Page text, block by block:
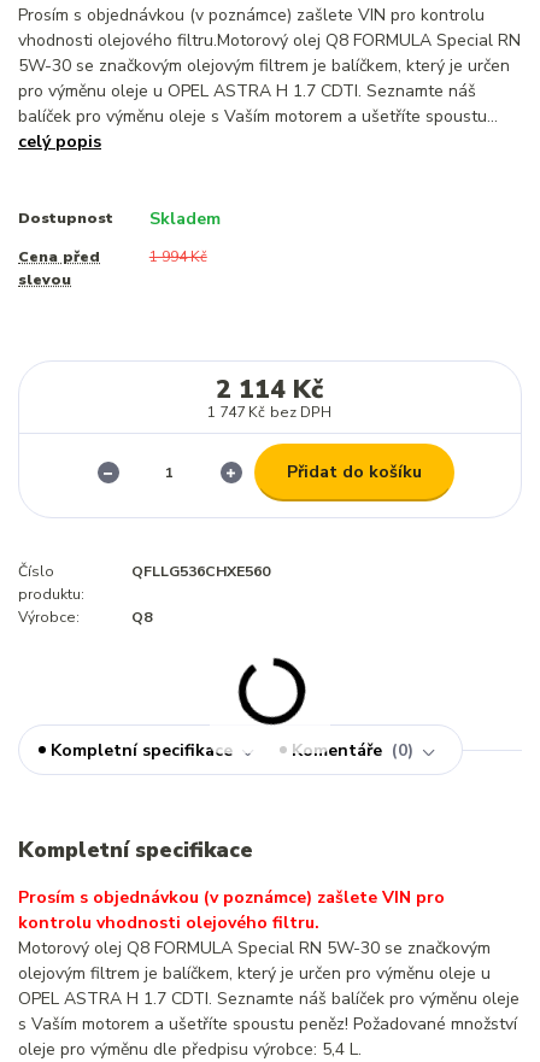
Prosím s objednávkou (v poznámce) zašlete VIN pro kontrolu
vhodnosti olejového filtru.Motorový olej Q8 FORMULA Special RN
5W-30 se značkovým olejovým filtrem je balíčkem, který je určen
pro výměnu oleje u OPEL ASTRA H 1.7 CDTI. Seznamte náš
balíček pro výměnu oleje s Vaším motorem a ušetříte spoustu...
celý popis
Dostupnost Skladem
Cena před
slevou
1 994 Kč
2 114 Kč
1 747 Kč bez DPH
Přidat do košíku
Číslo
produktu:
QFLLG536CHXE560
Výrobce: Q8
Kompletní specifikace Komentáře 0
Kompletní specifikace
Prosím s objednávkou (v poznámce) zašlete VIN pro
kontrolu vhodnosti olejového filtru.
Motorový olej Q8 FORMULA Special RN 5W-30 se značkovým
olejovým filtrem je balíčkem, který je určen pro výměnu oleje u
OPEL ASTRA H 1.7 CDTI. Seznamte náš balíček pro výměnu oleje
s Vaším motorem a ušetříte spoustu peněz! Požadované množství
oleje pro výměnu dle předpisu výrobce: 5,4 L.